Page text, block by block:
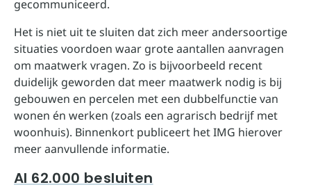
gecommuniceerd.
Het is niet uit te sluiten dat zich meer andersoortige
situaties voordoen waar grote aantallen aanvragen
om maatwerk vragen. Zo is bijvoorbeeld recent
duidelijk geworden dat meer maatwerk nodig is bij
gebouwen en percelen met een dubbelfunctie van
wonen én werken (zoals een agrarisch bedrijf met
woonhuis). Binnenkort publiceert het IMG hierover
meer aanvullende informatie.
Al 62.000 besluiten